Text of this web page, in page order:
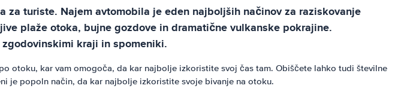
turiste. Najem avtomobila je eden najboljših načinov za raziskovanje
plaže otoka, bujne gozdove in dramatične vulkanske pokrajine.
kraji in spomeniki.
otoku, kar vam omogoča, da kar najbolje izkoristite svoj čas tam. Obiščete lahko tudi številne
je popoln način, da kar najbolje izkoristite svoje bivanje na otoku.